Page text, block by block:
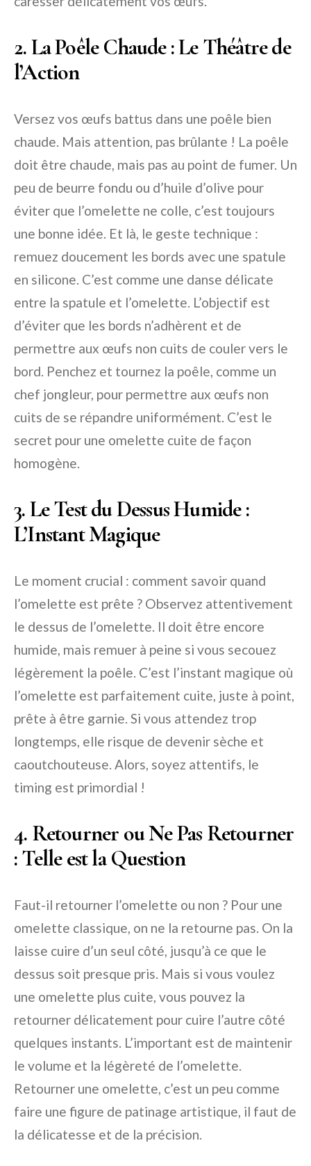
2. La Poêle Chaude : Le Théâtre de
l’Action
Versez vos œufs battus dans une poêle bien
chaude. Mais attention, pas brûlante ! La poêle
doit être chaude, mais pas au point de fumer. Un
peu de beurre fondu ou d’huile d’olive pour
éviter que l’omelette ne colle, c’est toujours
une bonne idée. Et là, le geste technique :
remuez doucement les bords avec une spatule
en silicone. C’est comme une danse délicate
entre la spatule et l’omelette. L’objectif est
d’éviter que les bords n’adhèrent et de
permettre aux œufs non cuits de couler vers le
bord. Penchez et tournez la poêle, comme un
chef jongleur, pour permettre aux œufs non
cuits de se répandre uniformément. C’est le
secret pour une omelette cuite de façon
homogène.
3. Le Test du Dessus Humide :
L’Instant Magique
Le moment crucial : comment savoir quand
l’omelette est prête ? Observez attentivement
le dessus de l’omelette. Il doit être encore
humide, mais remuer à peine si vous secouez
légèrement la poêle. C’est l’instant magique où
l’omelette est parfaitement cuite, juste à point,
prête à être garnie. Si vous attendez trop
longtemps, elle risque de devenir sèche et
caoutchouteuse. Alors, soyez attentifs, le
timing est primordial !
4. Retourner ou Ne Pas Retourner
: Telle est la Question
Faut-il retourner l’omelette ou non ? Pour une
omelette classique, on ne la retourne pas. On la
laisse cuire d’un seul côté, jusqu’à ce que le
dessus soit presque pris. Mais si vous voulez
une omelette plus cuite, vous pouvez la
retourner délicatement pour cuire l’autre côté
quelques instants. L’important est de maintenir
le volume et la légèreté de l’omelette.
Retourner une omelette, c’est un peu comme
faire une figure de patinage artistique, il faut de
la délicatesse et de la précision.